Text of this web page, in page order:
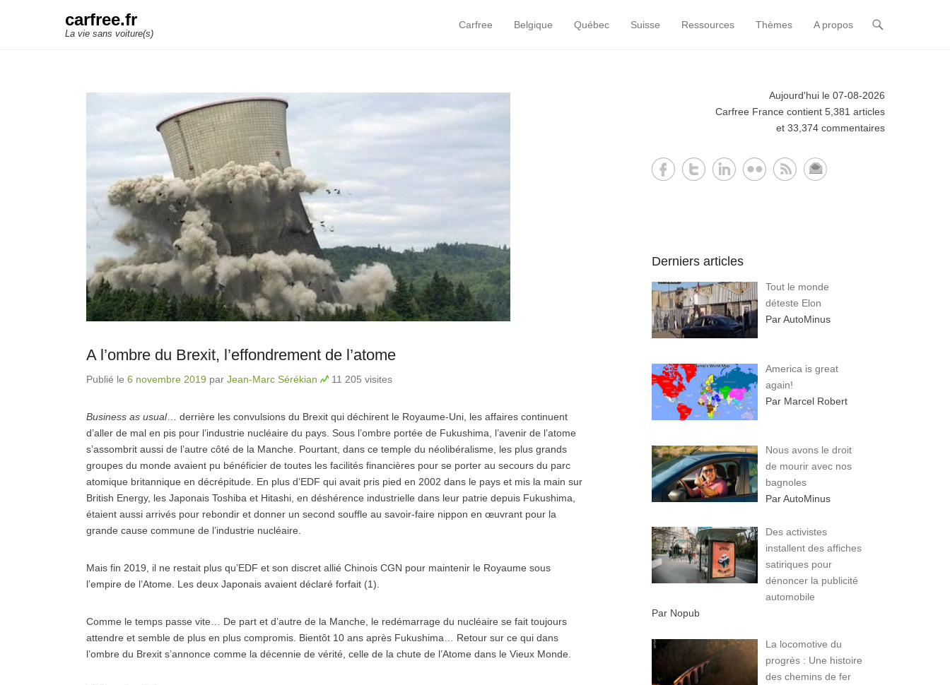
carfree.fr
La vie sans voiture(s)
Primary Menu
Skip to content
Carfree Belgique Québec Suisse Ressources Thèmes A propos
A l’ombre du Brexit, l’effondrement de l’atome
Publié le 6 novembre 2019 par Jean-Marc Sérékian 11 205 visites
Business as usual… derrière les convulsions du Brexit qui déchirent le Royaume-Uni, les affaires continuent
d’aller de mal en pis pour l’industrie nucléaire du pays. Sous l’ombre portée de Fukushima, l’avenir de l’atome
s’assombrit aussi de l’autre côté de la Manche. Pourtant, dans ce temple du néolibéralisme, les plus grands
groupes du monde avaient pu bénéficier de toutes les facilités financières pour se porter au secours du parc
atomique britannique en décrépitude. En plus d’EDF qui avait pris pied en 2002 dans le pays et mis la main sur
British Energy, les Japonais Toshiba et Hitashi, en déshérence industrielle dans leur patrie depuis Fukushima,
étaient aussi arrivés pour rebondir et donner un second souffle au savoir-faire nippon en œuvrant pour la
grande cause commune de l’industrie nucléaire.
Mais fin 2019, il ne restait plus qu’EDF et son discret allié Chinois CGN pour maintenir le Royaume sous
l’empire de l’Atome. Les deux Japonais avaient déclaré forfait (1).
Comme le temps passe vite… De part et d’autre de la Manche, le redémarrage du nucléaire se fait toujours
attendre et semble de plus en plus compromis. Bientôt 10 ans après Fukushima… Retour sur ce qui dans
l’ombre du Brexit s’annonce comme la décennie de vérité, celle de la chute de l’Atome dans le Vieux Monde.
Aujourd'hui le 07-08-2026
Carfree France contient 5,381 articles
et 33,374 commentaires
Derniers articles
Tout le monde
déteste Elon
Par AutoMinus
America is great
again!
Par Marcel Robert
Nous avons le droit
de mourir avec nos
bagnoles
Par AutoMinus
Des activistes
installent des affiches
satiriques pour
dénoncer la publicité
automobile
Par Nopub
La locomotive du
progrès : Une histoire
des chemins de fer